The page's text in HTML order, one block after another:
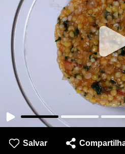
Salvar